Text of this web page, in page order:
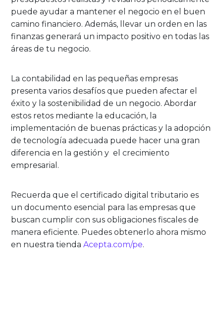
puede ayudar a mantener el negocio en el buen
camino financiero. Además, llevar un orden en las
finanzas generará un impacto positivo en todas las
áreas de tu negocio.
La contabilidad en las pequeñas empresas
presenta varios desafíos que pueden afectar el
éxito y la sostenibilidad de un negocio. Abordar
estos retos mediante la educación, la
implementación de buenas prácticas y la adopción
de tecnología adecuada puede hacer una gran
diferencia en la gestión y el crecimiento
empresarial.
Recuerda que el certificado digital tributario es
un documento esencial para las empresas que
buscan cumplir con sus obligaciones fiscales de
manera eficiente. Puedes obtenerlo ahora mismo
en nuestra tiendaAcepta.com/pe.